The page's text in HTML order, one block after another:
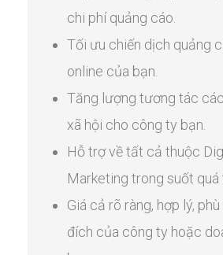
chi phí quảng cáo.
Tối ưu chiến dịch quảng
online của bạn.
Tăng lượng tương tác
xã hội cho công ty bạn.
Hỗ trợ về tất cả thuộc
Marketing trong suốt quá
Giá cả rõ ràng, hợp lý,
đích của công ty hoặc